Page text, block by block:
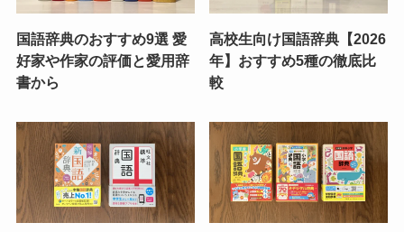
国語辞典のおすすめ9選 愛
好家や作家の評価と愛用辞
書から
高校生向け国語辞典【2026
年】おすすめ5種の徹底比
較